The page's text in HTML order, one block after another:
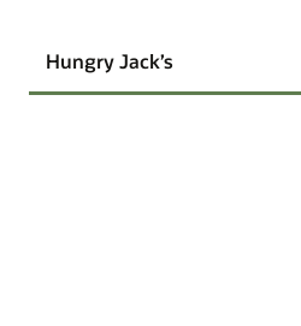
Hungry Jack’s